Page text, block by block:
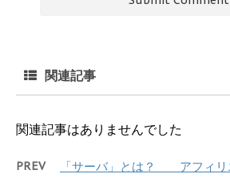
関連記事
関連記事はありませんでした
PREV 「サーバ」とは？ アフィリ